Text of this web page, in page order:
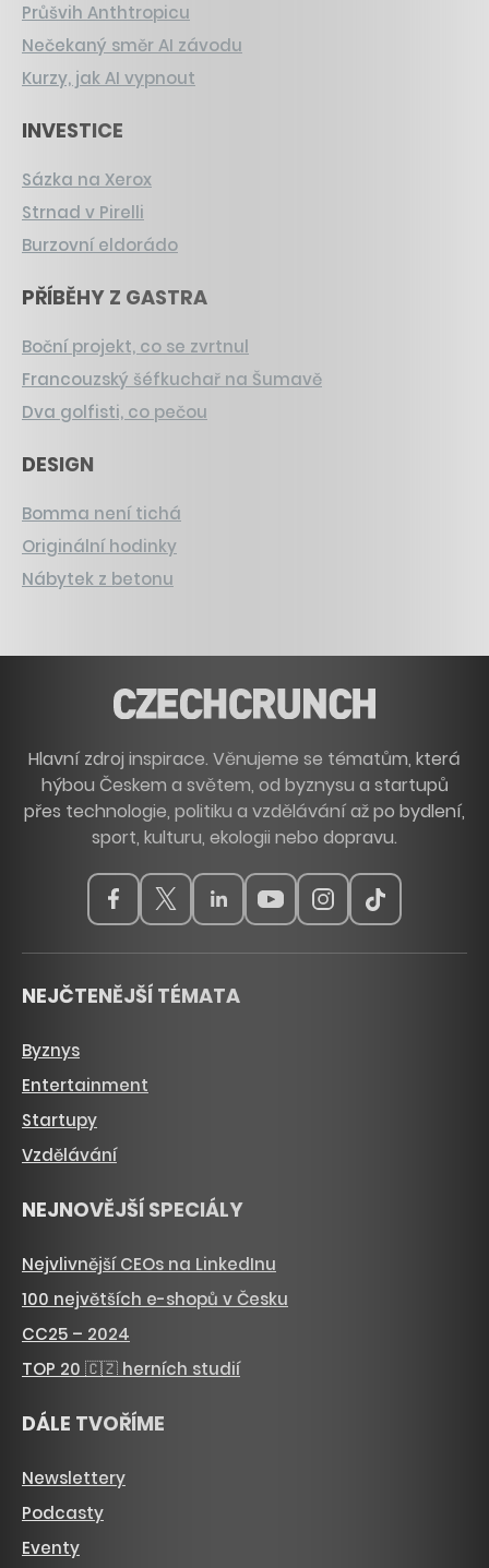
Průšvih Anthtropicu
Nečekaný směr AI závodu
Kurzy, jak AI vypnout
INVESTICE
Sázka na Xerox
Strnad v Pirelli
Burzovní eldorádo
PŘÍBĚHY Z GASTRA
Boční projekt, co se zvrtnul
Francouzský šéfkuchař na Šumavě
Dva golfisti, co pečou
DESIGN
Bomma není tichá
Originální hodinky
Nábytek z betonu
Hlavní zdroj inspirace. Věnujeme se tématům, která
hýbou Českem a světem, od byznysu a startupů
přes technologie, politiku a vzdělávání až po bydlení,
sport, kulturu, ekologii nebo dopravu.
NEJČTENĚJŠÍ TÉMATA
Byznys
Entertainment
Startupy
Vzdělávání
NEJNOVĚJŠÍ SPECIÁLY
Nejvlivnější CEOs na LinkedInu
100 největších e-shopů v Česku
CC25 – 2024
TOP 20 🇨🇿 herních studií
DÁLE TVOŘÍME
Newslettery
Podcasty
Eventy